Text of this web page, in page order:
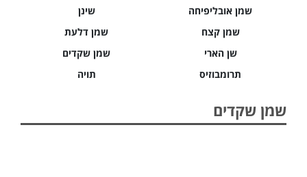
שינן
שמן אובליפיחה
שמן דלעת
שמן קצח
שמן שקדים
שן הארי
תויה
תרומבוזיס
שמן שקדים